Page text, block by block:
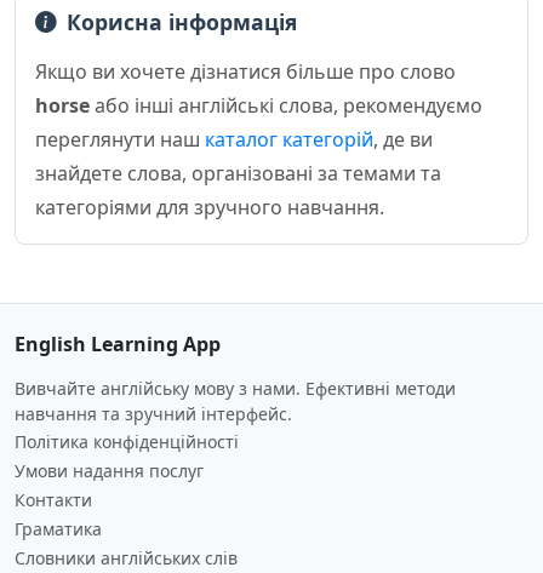
Корисна інформація
Якщо ви хочете дізнатися більше про слово
horseабо інші англійські слова, рекомендуємо
переглянути наш каталог категорій, де ви
знайдете слова, організовані за темами та
категоріями для зручного навчання.
English Learning App
Вивчайте англійську мову з нами. Ефективні методи
навчання та зручний інтерфейс.
Політика конфіденційності
Умови надання послуг
Контакти
Граматика
Словники англійських слів